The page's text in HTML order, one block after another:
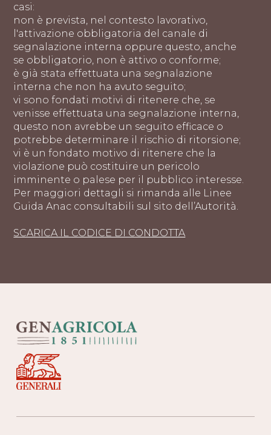
casi:
non è prevista, nel contesto lavorativo,
l'attivazione obbligatoria del canale di
segnalazione interna oppure questo, anche
se obbligatorio, non è attivo o conforme;
è già stata effettuata una segnalazione
interna che non ha avuto seguito;
vi sono fondati motivi di ritenere che, se
venisse effettuata una segnalazione interna,
questo non avrebbe un seguito efficace o
potrebbe determinare il rischio di ritorsione;
vi è un fondato motivo di ritenere che la
violazione può costituire un pericolo
imminente o palese per il pubblico interesse.
Per maggiori dettagli si rimanda alle Linee
Guida Anac consultabili sul sito dell’Autorità.
SCARICA IL CODICE DI CONDOTTA